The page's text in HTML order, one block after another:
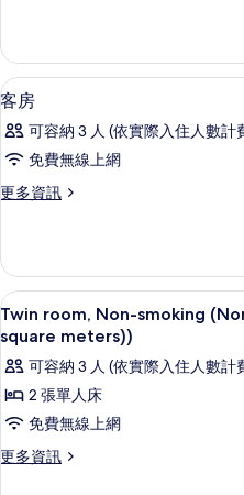
Double
(16.9
square
meters)
Separate
Bath
的
所
有
相
片
room,
Non-
smoking
smoking
Superior
(16.9
Bath
and
Toilet)
的
詳
情
顯
示
客
的
有
相
片
9
客房
可容納 3 人 (依實際入住人數計
免費無線上網
更多資訊
更
的
詳
情
顯
示
Twin
room,
Non-
smoking
(Non-
7
Twin room, Non-smoking
square meters))
可容納 3 人 (依實際入住人數計
2 張單人床
免費無線上網
更多資訊
更